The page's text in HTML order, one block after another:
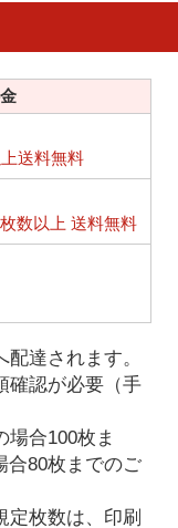
送料無料
数以上 送料無料
達されます。
確認が必要（手
合100枚ま
合80枚までのご
定枚数は、印刷